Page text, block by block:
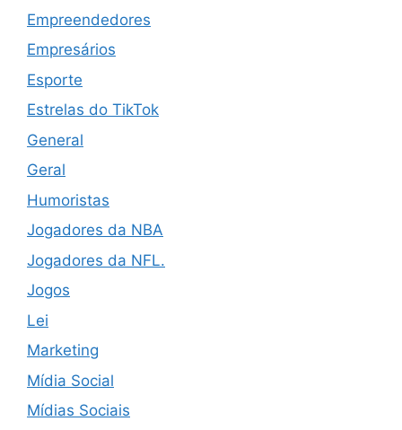
Empreendedores
Empresários
Esporte
Estrelas do TikTok
General
Geral
Humoristas
Jogadores da NBA
Jogadores da NFL.
Jogos
Lei
Marketing
Mídia Social
Mídias Sociais